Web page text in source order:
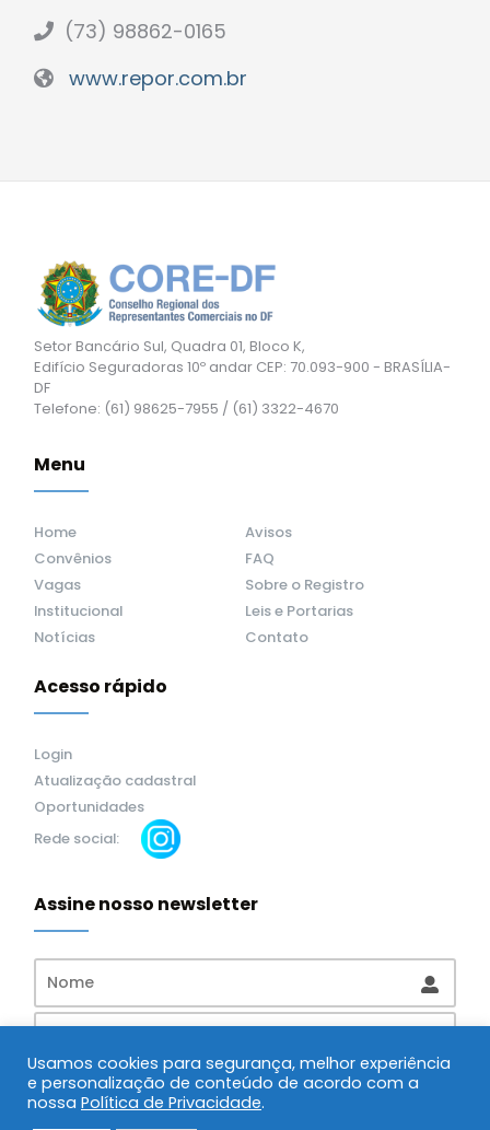
(73) 98862-0165
www.repor.com.br
Setor Bancário Sul, Quadra 01, Bloco K,
Edifício Seguradoras 10º andar CEP: 70.093-900 - BRASÍLIA-
DF
Telefone: (61) 98625-7955 / (61) 3322-4670
Menu
Home
Avisos
Convênios
FAQ
Vagas
Sobre o Registro
Institucional
Leis e Portarias
Notícias
Contato
Acesso rápido
Login
Atualização cadastral
Oportunidades
Rede social:
Assine nosso newsletter
Assinar
Usamos cookies para segurança, melhor experiência
e personalização de conteúdo de acordo com a
nossa Política de Privacidade.